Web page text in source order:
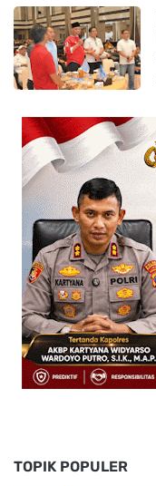
TOPIK POPULER